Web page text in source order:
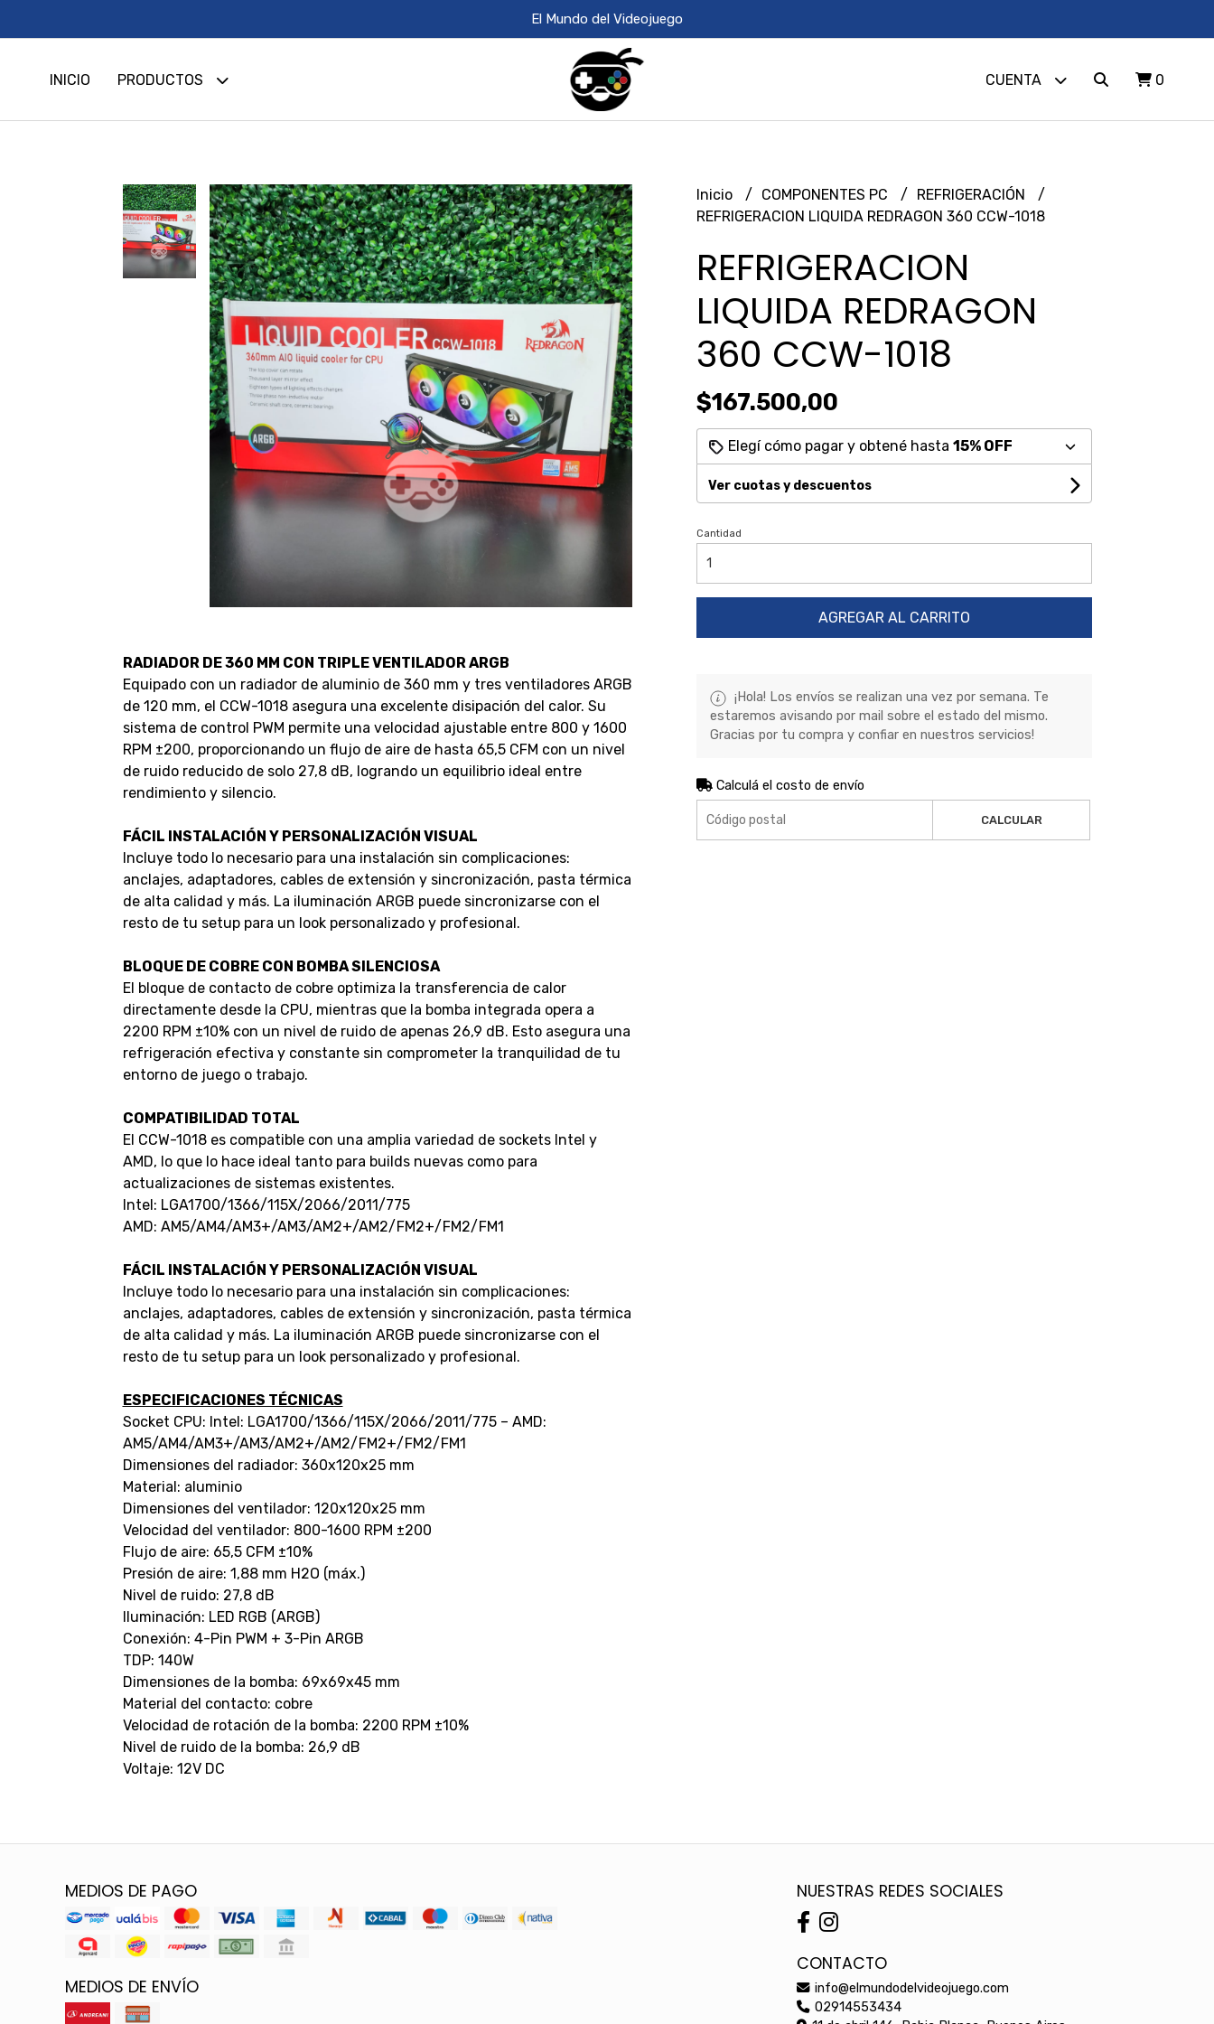
El Mundo del Videojuego
INICIO PRODUCTOS CUENTA 0
RADIADOR DE 360 MM CON TRIPLE VENTILADOR ARGB
Equipado con un radiador de aluminio de 360 mm y tres ventiladores ARGB
de 120 mm, el CCW-1018 asegura una excelente disipación del calor. Su
sistema de control PWM permite una velocidad ajustable entre 800 y 1600
RPM ±200, proporcionando un flujo de aire de hasta 65,5 CFM con un nivel
de ruido reducido de solo 27,8 dB, logrando un equilibrio ideal entre
rendimiento y silencio.
FÁCIL INSTALACIÓN Y PERSONALIZACIÓN VISUAL
Incluye todo lo necesario para una instalación sin complicaciones:
anclajes, adaptadores, cables de extensión y sincronización, pasta térmica
de alta calidad y más. La iluminación ARGB puede sincronizarse con el
resto de tu setup para un look personalizado y profesional.
BLOQUE DE COBRE CON BOMBA SILENCIOSA
El bloque de contacto de cobre optimiza la transferencia de calor
directamente desde la CPU, mientras que la bomba integrada opera a
2200 RPM ±10% con un nivel de ruido de apenas 26,9 dB. Esto asegura una
refrigeración efectiva y constante sin comprometer la tranquilidad de tu
entorno de juego o trabajo.
COMPATIBILIDAD TOTAL
El CCW-1018 es compatible con una amplia variedad de sockets Intel y
AMD, lo que lo hace ideal tanto para builds nuevas como para
actualizaciones de sistemas existentes.
Intel: LGA1700/1366/115X/2066/2011/775
AMD: AM5/AM4/AM3+/AM3/AM2+/AM2/FM2+/FM2/FM1
FÁCIL INSTALACIÓN Y PERSONALIZACIÓN VISUAL
Incluye todo lo necesario para una instalación sin complicaciones:
anclajes, adaptadores, cables de extensión y sincronización, pasta térmica
de alta calidad y más. La iluminación ARGB puede sincronizarse con el
resto de tu setup para un look personalizado y profesional.
ESPECIFICACIONES TÉCNICAS
Socket CPU: Intel: LGA1700/1366/115X/2066/2011/775 – AMD:
AM5/AM4/AM3+/AM3/AM2+/AM2/FM2+/FM2/FM1
Dimensiones del radiador: 360x120x25 mm
Material: aluminio
Dimensiones del ventilador: 120x120x25 mm
Velocidad del ventilador: 800-1600 RPM ±200
Flujo de aire: 65,5 CFM ±10%
Presión de aire: 1,88 mm H2O (máx.)
Nivel de ruido: 27,8 dB
Iluminación: LED RGB (ARGB)
Conexión: 4-Pin PWM + 3-Pin ARGB
TDP: 140W
Dimensiones de la bomba: 69x69x45 mm
Material del contacto: cobre
Velocidad de rotación de la bomba: 2200 RPM ±10%
Nivel de ruido de la bomba: 26,9 dB
Voltaje: 12V DC
Inicio COMPONENTES PC
REFRIGERACIÓN
REFRIGERACION LIQUIDA REDRAGON 360 CCW-1018
REFRIGERACION
LIQUIDA REDRAGON
360 CCW-1018
$167.500,00
Elegí cómo pagar y obtené hasta 15% OFF
Ver cuotas y descuentos
Cantidad
AGREGAR AL CARRITO
¡Hola! Los envíos se realizan una vez por semana. Te
estaremos avisando por mail sobre el estado del mismo.
Gracias por tu compra y confiar en nuestros servicios!
Calculá el costo de envío
CALCULAR
MEDIOS DE PAGO
MEDIOS DE ENVÍO
NUESTRAS REDES SOCIALES
CONTACTO
info@elmundodelvideojuego.com
02914553434